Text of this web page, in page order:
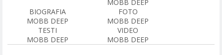
MOBB DEEP
BIOGRAFIA
MOBB DEEP
FOTO
MOBB DEEP
TESTI
MOBB DEEP
VIDEO
MOBB DEEP